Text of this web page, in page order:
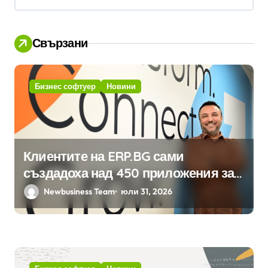
я
Свързани
Бизнес софтуер Новини
Клиентите на ERP.BG сами
създадоха над 450 приложения за
ERP системата с помощта на
вградения в нея изкуствен
Newbusiness Team юли 31, 2026